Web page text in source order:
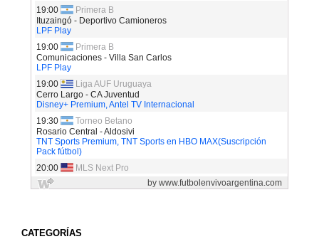
CATEGORÍAS